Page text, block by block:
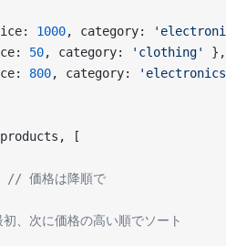
1000, category:
50, category: 'clothing'
},
800, category:
[
// 価格は降順で
次に価格の高い順でソート